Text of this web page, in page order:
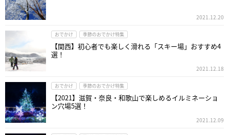
2021.12.20
おでかけ 季節のおでかけ特集
【関西】初心者でも楽しく滑れる「スキー場」おすすめ4
選！
2021.12.18
おでかけ 季節のおでかけ特集
【2021】滋賀・奈良・和歌山で楽しめるイルミネーショ
ン穴場5選！
2021.12.09